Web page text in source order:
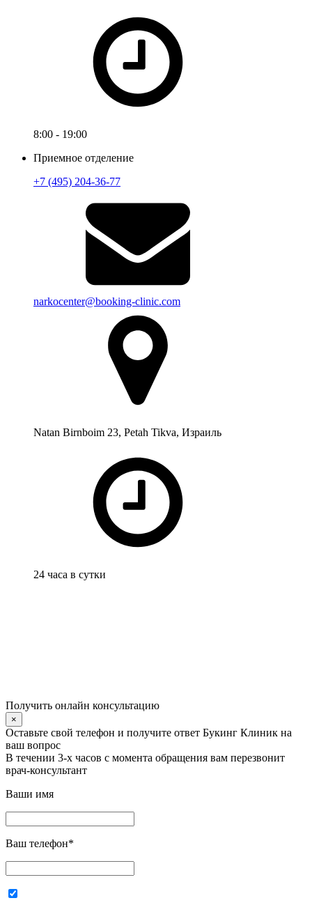
8:00 - 19:00
Приемное отделение
+7 (495) 204-36-77
narkocenter@booking-clinic.com
Natan Birnboim 23, Petah Tikva, Израиль
24 часа в сутки
Получить онлайн консультацию
×
Оставьте свой телефон и получите ответ Букинг Клиник на
ваш вопрос
В течении 3-х часов с момента обращения вам перезвонит
врач-консультант
Ваши имя
Ваш телефон*